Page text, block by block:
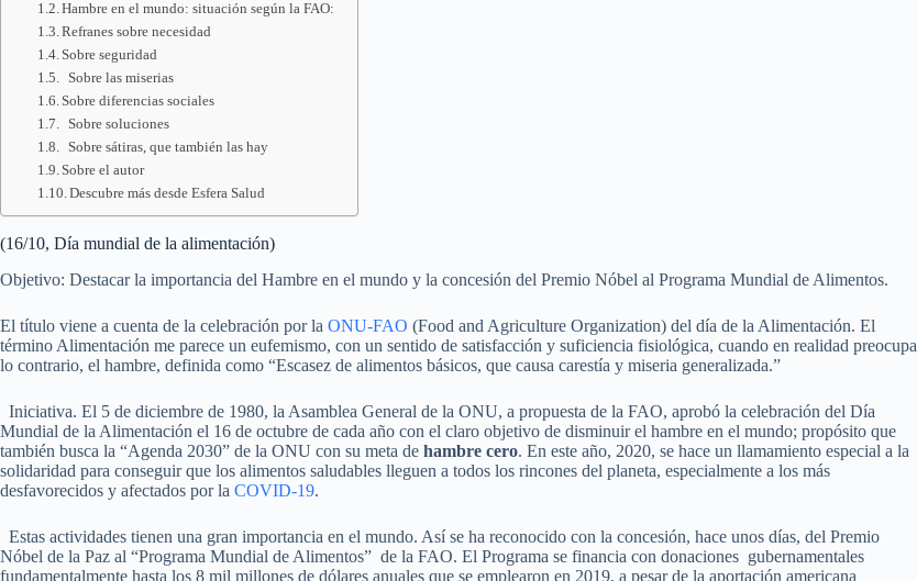
Hambre en el mundo: situación según la FAO:
Refranes sobre necesidad
Sobre seguridad
Sobre las miserias
Sobre diferencias sociales
Sobre soluciones
Sobre sátiras, que también las hay
Sobre el autor
Descubre más desde Esfera Salud
(16/10, Día mundial de la alimentación)
Objetivo: Destacar la importancia del Hambre en el mundo y la concesión del Premio Nóbel al Programa Mundial de Alimentos.
El título viene a cuenta de la celebración por la ONU-FAO (Food and Agriculture Organization) del día de la Alimentación. El
término Alimentación me parece un eufemismo, con un sentido de satisfacción y suficiencia fisiológica, cuando en realidad preocupa
lo contrario, el hambre, definida como “Escasez de alimentos básicos, que causa carestía y miseria generalizada.”
Iniciativa. El 5 de diciembre de 1980, la Asamblea General de la ONU, a propuesta de la FAO, aprobó la celebración del Día
Mundial de la Alimentación el 16 de octubre de cada año con el claro objetivo de disminuir el hambre en el mundo; propósito que
también busca la “Agenda 2030” de la ONU con su meta de hambre cero. En este año, 2020, se hace un llamamiento especial a la
solidaridad para conseguir que los alimentos saludables lleguen a todos los rincones del planeta, especialmente a los más
desfavorecidos y afectados por la COVID-19.
Estas actividades tienen una gran importancia en el mundo. Así se ha reconocido con la concesión, hace unos días, del Premio
Nóbel de la Paz al “Programa Mundial de Alimentos” de la FAO. El Programa se financia con donaciones gubernamentales
fundamentalmente hasta los 8 mil millones de dólares anuales que se emplearon en 2019, a pesar de la aportación americana